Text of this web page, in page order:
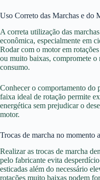
Uso Correto das Marchas e do
A correta utilização das
econômica, especialmente em
Rodar com o motor em
ou muito baixas, compromete o
consumo.
Conhecer o comportamento do
faixa ideal de rotação permite
energética sem prejudicar o
motor.
Trocas de marcha no momento
Realizar as trocas de marcha
pelo fabricante evita
esticadas além do necessário
rotações muito baixas podem